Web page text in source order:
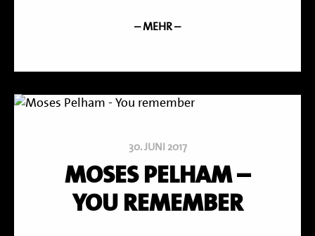
– MEHR –
30. JUNI 2017
MOSES PELHAM –
YOU REMEMBER